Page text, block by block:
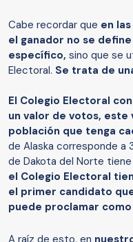
Cabe recordar que en
el ganador no se
específico, sino que se
Electoral. Se trata de
El Colegio Electoral
un valor de votos,
población que tenga
de Alaska corresponde a
de Dakota del Norte
el Colegio Electoral
el primer candidato
puede proclamar como
A raíz de esto, en